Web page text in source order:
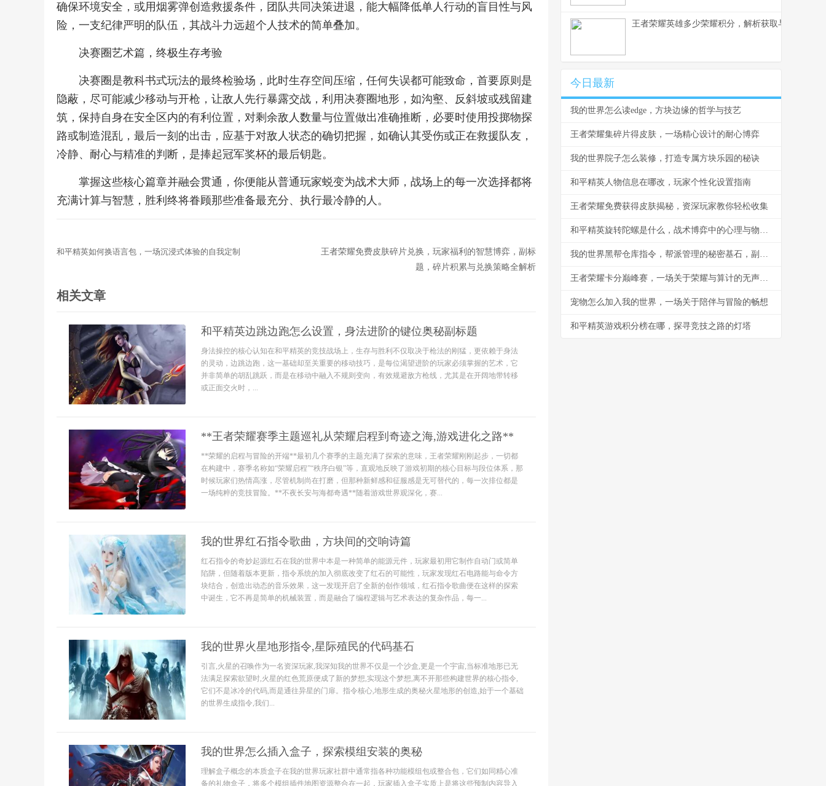
确保环境安全，或用烟雾弹创造救援条件，团队共同决策进退，能大幅降低单人行动的盲目性与风
险，一支纪律严明的队伍，其战斗力远超个人技术的简单叠加。
决赛圈艺术篇，终极生存考验
决赛圈是教科书式玩法的最终检验场，此时生存空间压缩，任何失误都可能致命，首要原则是
隐蔽，尽可能减少移动与开枪，让敌人先行暴露交战，利用决赛圈地形，如沟壑、反斜坡或残留建
筑，保持自身在安全区内的有利位置，对剩余敌人数量与位置做出准确推断，必要时使用投掷物探
路或制造混乱，最后一刻的出击，应基于对敌人状态的确切把握，如确认其受伤或正在救援队友，
冷静、耐心与精准的判断，是捧起冠军奖杯的最后钥匙。
掌握这些核心篇章并融会贯通，你便能从普通玩家蜕变为战术大师，战场上的每一次选择都将
充满计算与智慧，胜利终将眷顾那些准备最充分、执行最冷静的人。
和平精英如何换语言包，一场沉浸式体验的自我定制
王者荣耀免费皮肤碎片兑换，玩家福利的智慧博弈，副标
题，碎片积累与兑换策略全解析
相关文章
和平精英边跳边跑怎么设置，身法进阶的键位奥秘副标题
身法操控的核心认知在和平精英的竞技战场上，生存与胜利不仅取决于枪法的刚猛，更依赖于身法
的灵动，边跳边跑，这一基础却至关重要的移动技巧，是每位渴望进阶的玩家必须掌握的艺术，它
并非简单的胡乱跳跃，而是在移动中融入不规则变向，有效规避敌方枪线，尤其是在开阔地带转移
或正面交火时，...
**王者荣耀赛季主题巡礼从荣耀启程到奇迹之海,游戏进化之路**
**荣耀的启程与冒险的开端**最初几个赛季的主题充满了探索的意味，王者荣耀刚刚起步，一切都
在构建中，赛季名称如“荣耀启程”“秩序白银”等，直观地反映了游戏初期的核心目标与段位体系，那
时候玩家们热情高涨，尽管机制尚在打磨，但那种新鲜感和征服感是无可替代的，每一次排位都是
一场纯粹的竞技冒险。**不夜长安与海都奇遇**随着游戏世界观深化，赛...
我的世界红石指令歌曲，方块间的交响诗篇
红石指令的奇妙起源红石在我的世界中本是一种简单的能源元件，玩家最初用它制作自动门或简单
陷阱，但随着版本更新，指令系统的加入彻底改变了红石的可能性，玩家发现红石电路能与命令方
块结合，创造出动态的音乐效果，这一发现开启了全新的创作领域，红石指令歌曲便在这样的探索
中诞生，它不再是简单的机械装置，而是融合了编程逻辑与艺术表达的复杂作品，每一...
我的世界火星地形指令,星际殖民的代码基石
引言,火星的召唤作为一名资深玩家,我深知我的世界不仅是一个沙盒,更是一个宇宙,当标准地形已无
法满足探索欲望时,火星的红色荒原便成了新的梦想,实现这个梦想,离不开那些构建世界的核心指令,
它们不是冰冷的代码,而是通往异星的门扉。指令核心,地形生成的奥秘火星地形的创造,始于一个基础
的世界生成指令,我们...
我的世界怎么插入盒子，探索模组安装的奥秘
理解盒子概念的本质盒子在我的世界玩家社群中通常指各种功能模组包或整合包，它们如同精心准
备的礼物盒子，将多个模组插件地图资源整合在一起，玩家插入盒子实质上是将这些预制内容导入
王者荣耀英雄多少荣耀积分，解析获取与使用之道
今日最新
我的世界怎么读edge，方块边缘的哲学与技艺
王者荣耀集碎片得皮肤，一场精心设计的耐心博弈
我的世界院子怎么装修，打造专属方块乐园的秘诀
和平精英人物信息在哪改，玩家个性化设置指南
王者荣耀免费获得皮肤揭秘，资深玩家教你轻松收集
和平精英旋转陀螺是什么，战术博弈中的心理与物理轴心
我的世界黑帮仓库指令，帮派管理的秘密基石，副标题，指令构筑的地下秩序与财富堡垒
王者荣耀卡分巅峰赛，一场关于荣耀与算计的无声战争
宠物怎么加入我的世界，一场关于陪伴与冒险的畅想
和平精英游戏积分榜在哪，探寻竞技之路的灯塔